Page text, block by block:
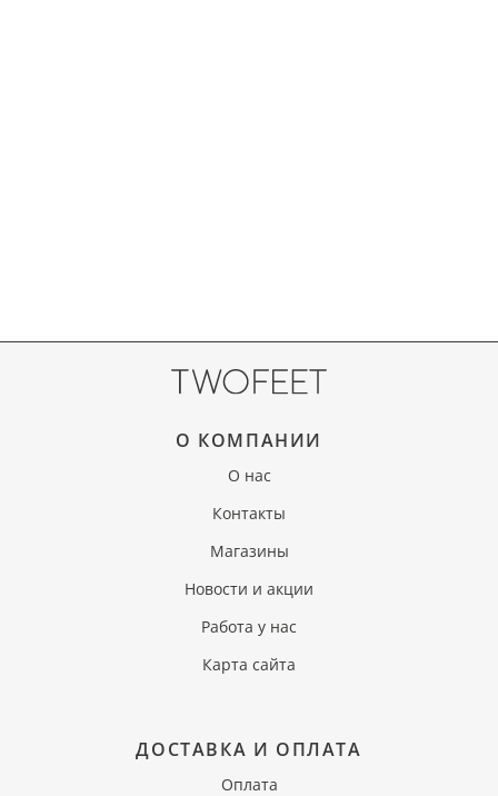
О КОМПАНИИ
О нас
Контакты
Магазины
Новости и акции
Работа у нас
Карта сайта
ДОСТАВКА И ОПЛАТА
Оплата